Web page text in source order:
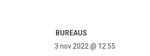
BUREAUS
3 nov 2022 @ 12:55